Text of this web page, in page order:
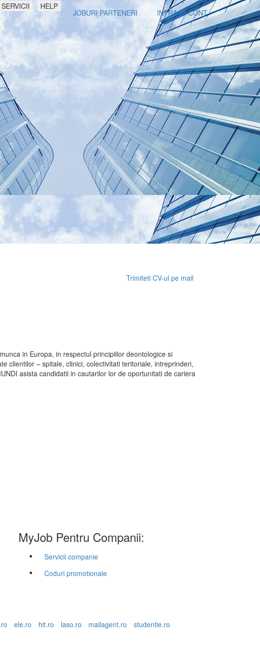
SERVICII HELP
JOBURI PARTENERI INTRA IN CONT
Trimiteti CV-ul pe mail
in Europa, in respectul principiilor deontologice si
clientilor – spitale, clinici, colectivitati teritoriale, intreprinderi,
asista candidatii in cautarilor lor de oportunitati de cariera
MyJob Pentru Companii:
Servicii companie
Coduri promotionale
ele.ro hit.ro laso.ro mailagent.ro
studentie.ro